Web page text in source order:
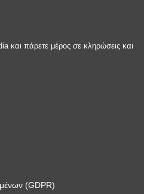
και πάρετε μέρος σε κληρώσεις και
(GDPR)